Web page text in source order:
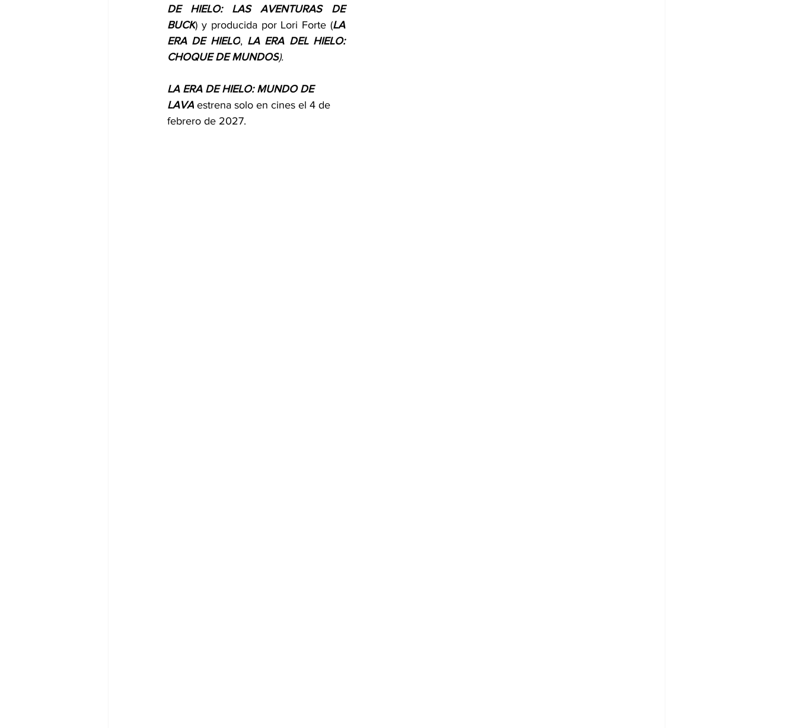
DE HIELO: LAS AVENTURAS DE
BUCK) y producida por Lori Forte (LA
ERA DE HIELO, LA ERA DEL HIELO:
CHOQUE DE MUNDOS).
LA ERA DE HIELO: MUNDO DE
LAVA estrena solo en cines el 4 de
febrero de 2027.